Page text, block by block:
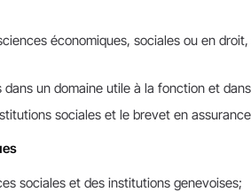
économiques, sociales ou en
un domaine utile à la fonction et
sociales et le brevet en
sociales et des institutions genevoises;